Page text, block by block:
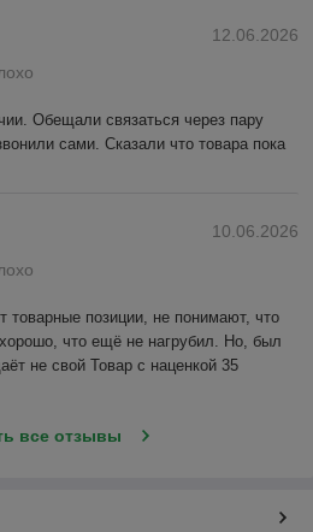
12.06.2026
Обещали связаться через пару
сами. Сказали что товара пока
10.06.2026
товарные позиции, не понимают, что
что ещё не нагрубил. Но, был
не свой Товар с наценкой 35
все отзывы